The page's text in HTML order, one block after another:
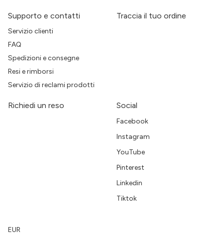
Supporto e contatti
Servizio clienti
FAQ
Spedizioni e consegne
Resi e rimborsi
Servizio di reclami prodotti
Traccia il tuo ordine
Richiedi un reso Social
Facebook
Instagram
YouTube
Pinterest
Linkedin
Tiktok
EUR